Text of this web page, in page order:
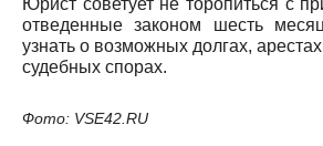
отведенные законом шесть
узнать о возможных долгах,
судебных спорах.
Фото: VSE42.RU